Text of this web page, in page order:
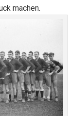
machen.